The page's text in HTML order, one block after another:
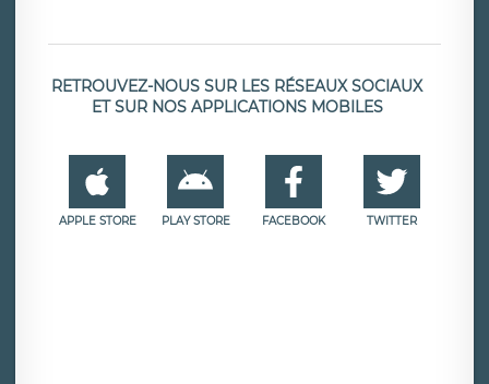
RETROUVEZ-NOUS SUR LES RÉSEAUX SOCIAUX
ET SUR NOS APPLICATIONS MOBILES
APPLE STORE PLAY STORE FACEBOOK TWITTER